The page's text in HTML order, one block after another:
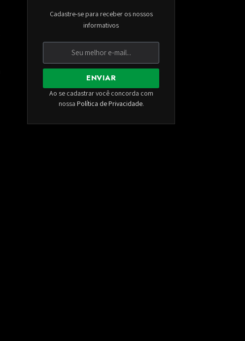
Cadastre-se para receber os nossos
informativos
ENVIAR
Ao se cadastrar você concorda com
nossa Política de Privacidade.